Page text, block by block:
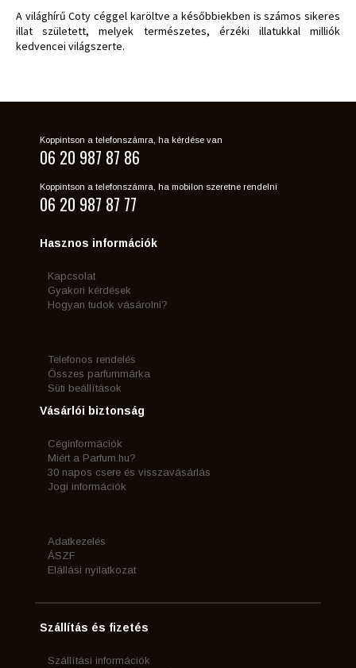
A világhírű Coty céggel karöltve a későbbiekben is számos sikeres
illat született, melyek természetes, érzéki illatukkal milliók
kedvencei világszerte.
Koppintson a telefonszámra, ha kérdése van
06 20 987 87 86
Koppintson a telefonszámra, ha mobilon szeretne rendelni
06 20 987 87 77
Hasznos információk
Kapcsolat
Gyakori kérdések
Hogyan tudok vásárolni?
Telefonos rendelés
Összes parfummárka
Süti beállítások
Vásárlói biztonság
Céginformációk
Miért a Parfum.hu?
30 napos csere és visszavásárlás
Jogi információk
Adatkezelés
ÁSZF
Elállási nyilatkozat
Szállítás és fizetés
Szállítási információk